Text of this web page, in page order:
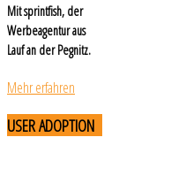
Mit sprintfish, der
Werbeagentur aus
Lauf an der Pegnitz.
Mehr erfahren
USERADOPTION